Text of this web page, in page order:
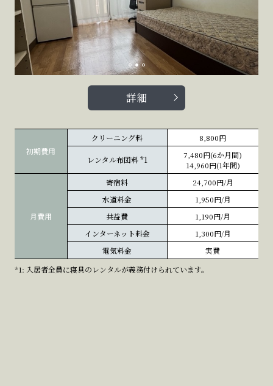
詳細
初期費用
クリーニング料 8,800円
レンタル布団料*1
7,480円(6か月間)
14,960円(1年間)
月費用
寄宿料
24,700円/月
水道料金
1,950円/月
共益費
1,190円/月
インターネット料金
1,300円/月
電気料金
実費
*1: 入居者全員に寝具のレンタルが義務付けられています。